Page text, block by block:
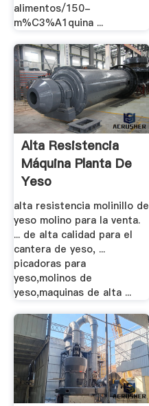
alimentos/150-
m%C3%A1quina ...
Alta Resistencia
Máquina Planta De
Yeso
alta resistencia molinillo de
yeso molino para la venta.
... de alta calidad para el
cantera de yeso, ...
picadoras para
yeso,molinos de
yeso,maquinas de alta ...